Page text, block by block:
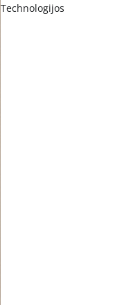
Technologijos